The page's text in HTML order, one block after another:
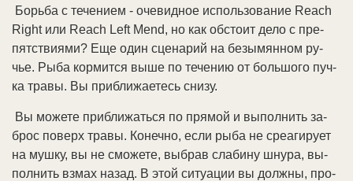
Борь­ба с те­че­ни­ем - оче­вид­ное ис­поль­зо­ва­ние Reach
Right или Reach Left Mend, но как об­сто­ит де­ло с пре­
пят­ст­вия­ми? Еще один сце­на­рий на бе­зы­мян­ном ру­
чье. Ры­ба кор­мит­ся вы­ше по те­че­нию от боль­шо­го пуч­
ка тра­вы. Вы при­бли­жае­тесь сни­зу.
Вы мо­же­те при­бли­жать­ся по пря­мой и вы­пол­нить за­
брос по­верх тра­вы. Ко­неч­но, ес­ли ры­ба не среа­ги­ру­ет
на муш­ку, вы не смо­же­те, вы­брав сла­би­ну шну­ра, вы­
пол­нить взмах на­зад. В этой си­туа­ции вы долж­ны, про­